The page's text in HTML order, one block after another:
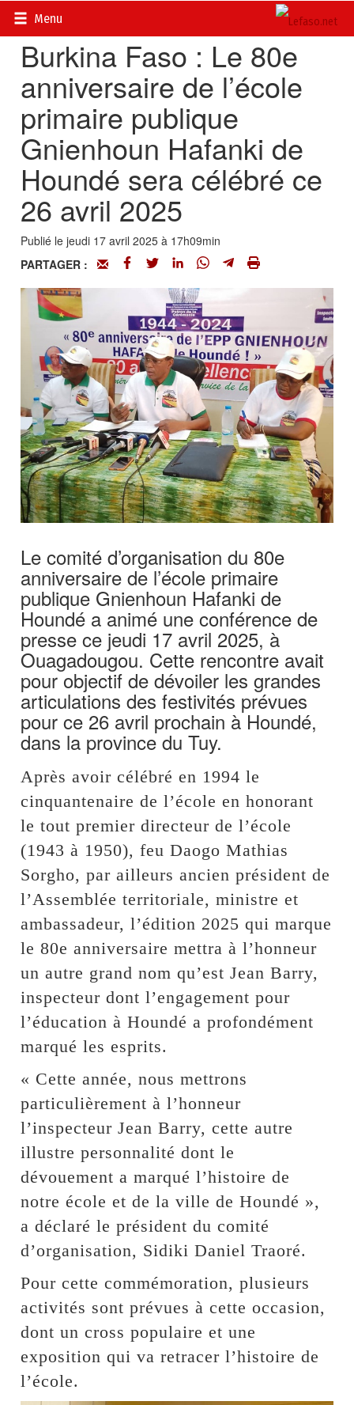
Menu
Accueil>
Burkina Faso : Le 80e
anniversaire de l’école
primaire publique
Gnienhoun Hafanki de
Houndé sera célébré ce
26 avril 2025
Publié le jeudi 17 avril 2025 à 17h09min
PARTAGER :
Le comité d’organisation du 80e
anniversaire de l’école primaire
publique Gnienhoun Hafanki de
Houndé a animé une conférence de
presse ce jeudi 17 avril 2025, à
Ouagadougou. Cette rencontre avait
pour objectif de dévoiler les grandes
articulations des festivités prévues
pour ce 26 avril prochain à Houndé,
dans la province du Tuy.
Après avoir célébré en 1994 le
cinquantenaire de l’école en honorant
le tout premier directeur de l’école
(1943 à 1950), feu Daogo Mathias
Sorgho, par ailleurs ancien président de
l’Assemblée territoriale, ministre et
ambassadeur, l’édition 2025 qui marque
le 80e anniversaire mettra à l’honneur
un autre grand nom qu’est Jean Barry,
inspecteur dont l’engagement pour
l’éducation à Houndé a profondément
marqué les esprits.
« Cette année, nous mettrons
particulièrement à l’honneur
l’inspecteur Jean Barry, cette autre
illustre personnalité dont le
dévouement a marqué l’histoire de
notre école et de la ville de Houndé »,
a déclaré le président du comité
d’organisation, Sidiki Daniel Traoré.
Pour cette commémoration, plusieurs
activités sont prévues à cette occasion,
dont un cross populaire et une
exposition qui va retracer l’histoire de
l’école.